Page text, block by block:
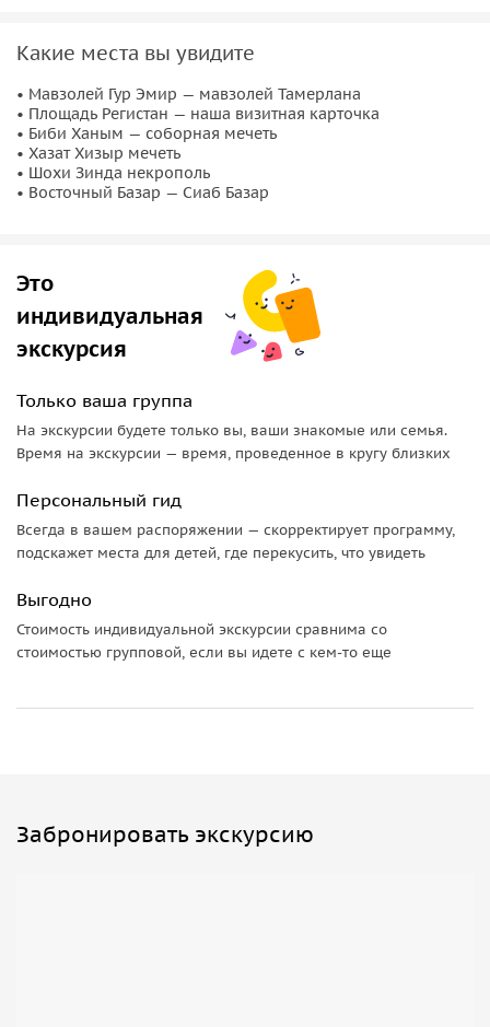
Какие места вы увидите
• Мавзолей Гур Эмир — мавзолей Тамерлана
• Площадь Регистан — наша визитная карточка
• Биби Ханым — соборная мечеть
• Хазат Хизыр мечеть
• Шохи Зинда некрополь
• Восточный Базар — Сиаб Базар
Это
индивидуальная
экскурсия
Только ваша группа
На экскурсии будете только вы, ваши знакомые или семья.
Время на экскурсии — время, проведенное в кругу близких
Персональный гид
Всегда в вашем распоряжении — скорректирует программу,
подскажет места для детей, где перекусить, что увидеть
Выгодно
Стоимость индивидуальной экскурсии сравнима со
стоимостью групповой, если вы идете с кем-то еще
Забронировать экскурсию